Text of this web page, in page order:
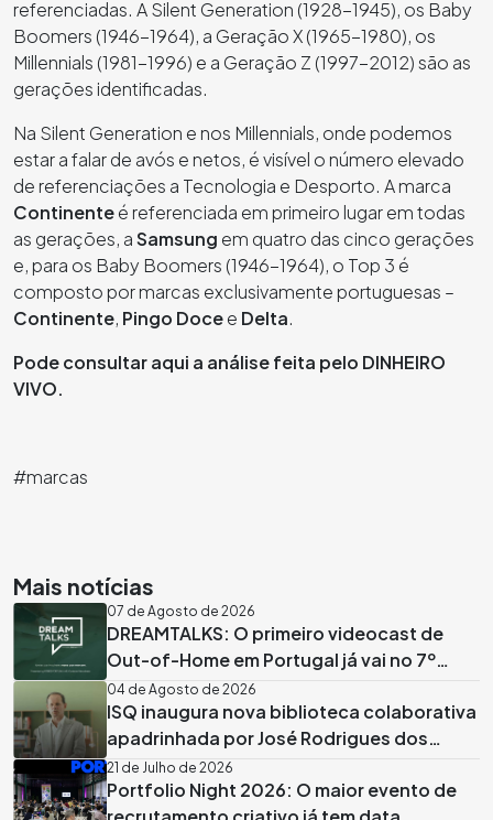
referenciadas. A Silent Generation (1928-1945), os Baby
Boomers (1946-1964), a Geração X (1965-1980), os
Millennials (1981-1996) e a Geração Z (1997-2012) são as
gerações identificadas.
Na Silent Generation e nos Millennials, onde podemos
estar a falar de avós e netos, é visível o número elevado
de referenciações a Tecnologia e Desporto. A marca
Continenteé referenciada em primeiro lugar em todas
as gerações, aSamsung em quatro das cinco gerações
e, para os Baby Boomers (1946-1964), o Top 3 é
composto por marcas exclusivamente portuguesas –
Continente, Pingo Docee Delta.
Pode consultar aqui a análise feita pelo DINHEIRO
VIVO.
#marcas
Mais notícias
07 de Agosto de 2026
DREAMTALKS: O primeiro videocast de
Out-of-Home em Portugal já vai no 7º
episódio
04 de Agosto de 2026
ISQ inaugura nova biblioteca colaborativa
apadrinhada por José Rodrigues dos
Santos
21 de Julho de 2026
Portfolio Night 2026: O maior evento de